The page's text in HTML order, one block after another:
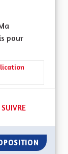
pour
les soins
50 ABONNÉS
SUIVRE
BIEN